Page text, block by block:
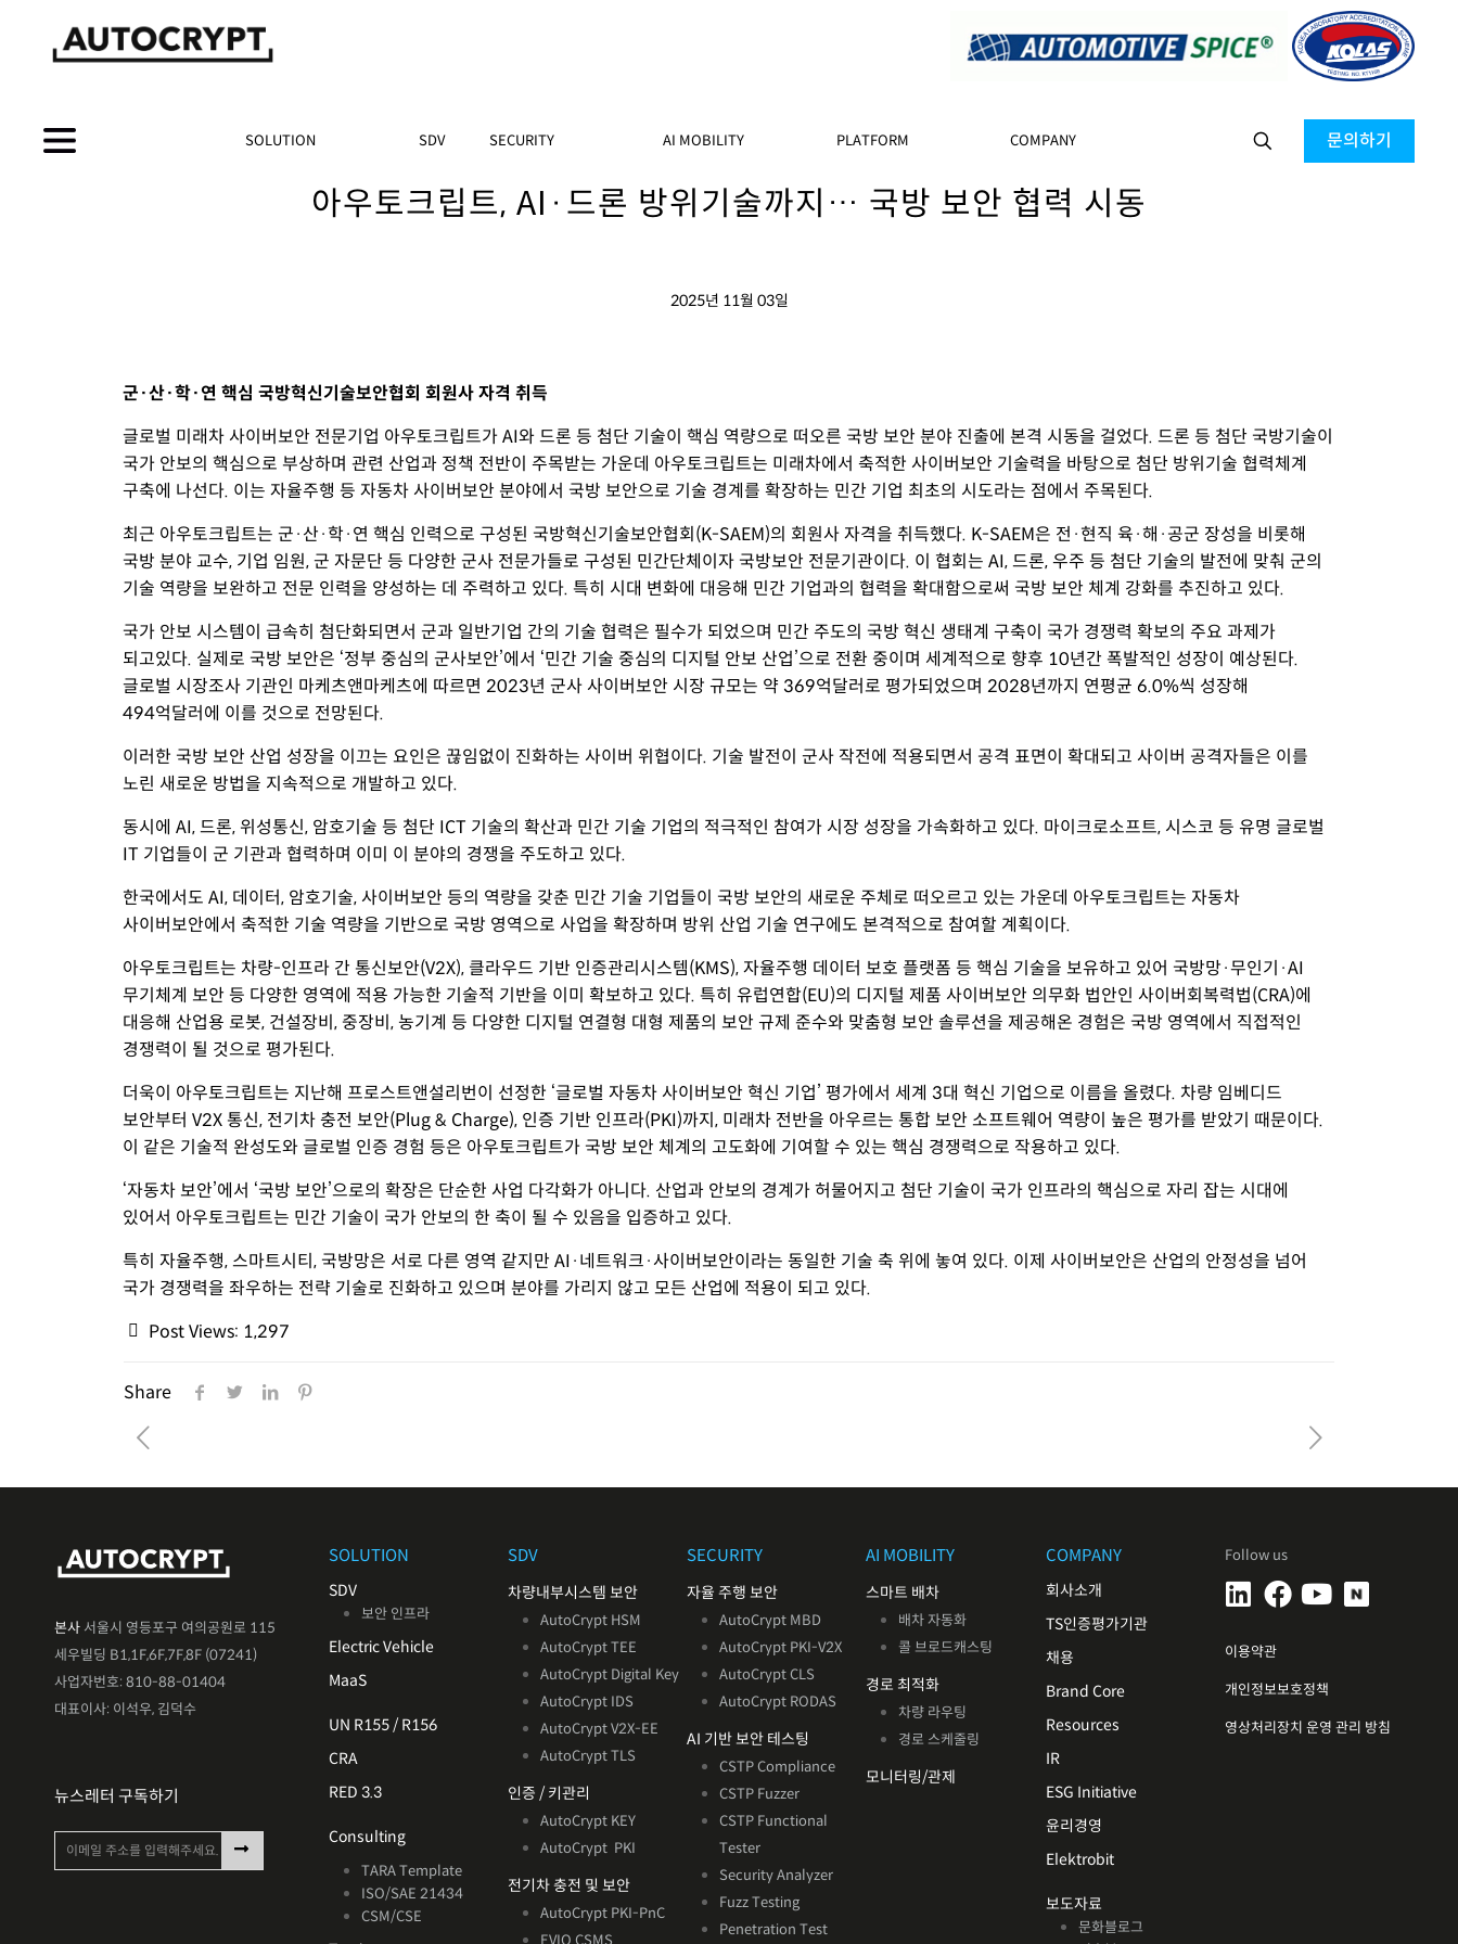
SOLUTION SDV SECURITY AI MOBILITY PLATFORM COMPANY 문의하기
아우토크립트, AI·드론 방위기술까지… 국방 보안 협력 시동
2025년 11월 03일
군·산·학·연 핵심 국방혁신기술보안협회 회원사 자격 취득
글로벌 미래차 사이버보안 전문기업 아우토크립트가 AI와 드론 등 첨단 기술이 핵심 역량으로 떠오른 국방 보안 분야 진출에 본격 시동을 걸었다. 드론 등 첨단 국방기술이
국가 안보의 핵심으로 부상하며 관련 산업과 정책 전반이 주목받는 가운데 아우토크립트는 미래차에서 축적한 사이버보안 기술력을 바탕으로 첨단 방위기술 협력체계
구축에 나선다. 이는 자율주행 등 자동차 사이버보안 분야에서 국방 보안으로 기술 경계를 확장하는 민간 기업 최초의 시도라는 점에서 주목된다.
최근 아우토크립트는 군·산·학·연 핵심 인력으로 구성된 국방혁신기술보안협회(K-SAEM)의 회원사 자격을 취득했다. K-SAEM은 전·현직 육·해·공군 장성을 비롯해
국방 분야 교수, 기업 임원, 군 자문단 등 다양한 군사 전문가들로 구성된 민간단체이자 국방보안 전문기관이다. 이 협회는 AI, 드론, 우주 등 첨단 기술의 발전에 맞춰 군의
기술 역량을 보완하고 전문 인력을 양성하는 데 주력하고 있다. 특히 시대 변화에 대응해 민간 기업과의 협력을 확대함으로써 국방 보안 체계 강화를 추진하고 있다.
국가 안보 시스템이 급속히 첨단화되면서 군과 일반기업 간의 기술 협력은 필수가 되었으며 민간 주도의 국방 혁신 생태계 구축이 국가 경쟁력 확보의 주요 과제가
되고있다. 실제로 국방 보안은 ‘정부 중심의 군사보안’에서 ‘민간 기술 중심의 디지털 안보 산업’으로 전환 중이며 세계적으로 향후 10년간 폭발적인 성장이 예상된다.
글로벌 시장조사 기관인 마케츠앤마케츠에 따르면 2023년 군사 사이버보안 시장 규모는 약 369억달러로 평가되었으며 2028년까지 연평균 6.0%씩 성장해
494억달러에 이를 것으로 전망된다.
이러한 국방 보안 산업 성장을 이끄는 요인은 끊임없이 진화하는 사이버 위협이다. 기술 발전이 군사 작전에 적용되면서 공격 표면이 확대되고 사이버 공격자들은 이를
노린 새로운 방법을 지속적으로 개발하고 있다.
동시에 AI, 드론, 위성통신, 암호기술 등 첨단 ICT 기술의 확산과 민간 기술 기업의 적극적인 참여가 시장 성장을 가속화하고 있다. 마이크로소프트, 시스코 등 유명 글로벌
IT 기업들이 군 기관과 협력하며 이미 이 분야의 경쟁을 주도하고 있다.
한국에서도 AI, 데이터, 암호기술, 사이버보안 등의 역량을 갖춘 민간 기술 기업들이 국방 보안의 새로운 주체로 떠오르고 있는 가운데 아우토크립트는 자동차
사이버보안에서 축적한 기술 역량을 기반으로 국방 영역으로 사업을 확장하며 방위 산업 기술 연구에도 본격적으로 참여할 계획이다.
아우토크립트는 차량-인프라 간 통신보안(V2X), 클라우드 기반 인증관리시스템(KMS), 자율주행 데이터 보호 플랫폼 등 핵심 기술을 보유하고 있어 국방망·무인기·AI
무기체계 보안 등 다양한 영역에 적용 가능한 기술적 기반을 이미 확보하고 있다. 특히 유럽연합(EU)의 디지털 제품 사이버보안 의무화 법안인 사이버회복력법(CRA)에
대응해 산업용 로봇, 건설장비, 중장비, 농기계 등 다양한 디지털 연결형 대형 제품의 보안 규제 준수와 맞춤형 보안 솔루션을 제공해온 경험은 국방 영역에서 직접적인
경쟁력이 될 것으로 평가된다.
더욱이 아우토크립트는 지난해 프로스트앤설리번이 선정한 ‘글로벌 자동차 사이버보안 혁신 기업’ 평가에서 세계 3대 혁신 기업으로 이름을 올렸다. 차량 임베디드
보안부터 V2X 통신, 전기차 충전 보안(Plug & Charge), 인증 기반 인프라(PKI)까지, 미래차 전반을 아우르는 통합 보안 소프트웨어 역량이 높은 평가를 받았기 때문이다.
이 같은 기술적 완성도와 글로벌 인증 경험 등은 아우토크립트가 국방 보안 체계의 고도화에 기여할 수 있는 핵심 경쟁력으로 작용하고 있다.
‘자동차 보안’에서 ‘국방 보안’으로의 확장은 단순한 사업 다각화가 아니다. 산업과 안보의 경계가 허물어지고 첨단 기술이 국가 인프라의 핵심으로 자리 잡는 시대에
있어서 아우토크립트는 민간 기술이 국가 안보의 한 축이 될 수 있음을 입증하고 있다.
특히 자율주행, 스마트시티, 국방망은 서로 다른 영역 같지만 AI·네트워크·사이버보안이라는 동일한 기술 축 위에 놓여 있다. 이제 사이버보안은 산업의 안정성을 넘어
국가 경쟁력을 좌우하는 전략 기술로 진화하고 있으며 분야를 가리지 않고 모든 산업에 적용이 되고 있다.
Post Views: 1,297
Share
본사 서울시 영등포구 여의공원로 115
세우빌딩 B1,1F,6F,7F,8F (07241)
사업자번호: 810-88-01404
대표이사: 이석우, 김덕수
뉴스레터 구독하기
SOLUTION
SDV
보안 인프라
Electric Vehicle
MaaS
UN R155 / R156
CRA
RED 3.3
Consulting
TARA Template
ISO/SAE 21434
CSM/CSE
SDV
차량내부시스템 보안
AutoCrypt HSM
AutoCrypt TEE
AutoCrypt Digital Key
AutoCrypt IDS
AutoCrypt V2X-EE
AutoCrypt TLS
인증 / 키관리
AutoCrypt KEY
AutoCrypt PKI
전기차 충전 및 보안
AutoCrypt PKI-PnC
EVIQ CSMS
SECURITY
자율 주행 보안
AutoCrypt MBD
AutoCrypt PKI-V2X
AutoCrypt CLS
AutoCrypt RODAS
AI 기반보안 테스팅
CSTP Compliance
CSTP Fuzzer
CSTP Functional
Tester
Security Analyzer
Fuzz Testing
Penetration Test
AI MOBILITY
스마트 배차
배차 자동화
콜 브로드캐스팅
경로 최적화
차량 라우팅
경로 스케줄링
모니터링/관제
COMPANY
회사소개
TS인증평가기관
채용
Brand Core
Resources
IR
ESG Initiative
윤리경영
Elektrobit
보도자료
문화블로그
Follow us
이용약관
개인정보보호정책
영상처리장치 운영 관리 방침